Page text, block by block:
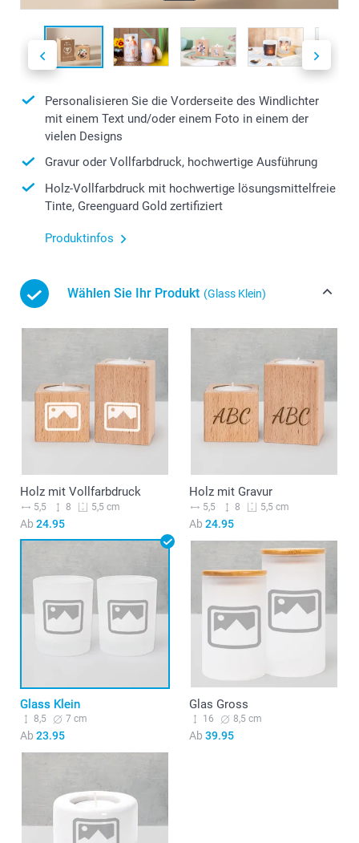
Personalisieren Sie die Vorderseite des Windlichter
mit einem Text und/oder einem Foto in einem der
vielen Designs
Gravur oder Vollfarbdruck, hochwertige Ausführung
Holz-Vollfarbdruck mit hochwertige lösungsmittelfreie
Tinte, Greenguard Gold zertifiziert
Produktinfos
Wählen Sie Ihr Produkt (Glass Klein)
Holz mit Vollfarbdruck
5,5 8 5,5 cm
Ab 24.95
Holz mit Gravur
5,5 8 5,5 cm
Ab 24.95
Glass Klein
8,5 7 cm
Ab 23.95
Glas Gross
16 8,5 cm
Ab 39.95